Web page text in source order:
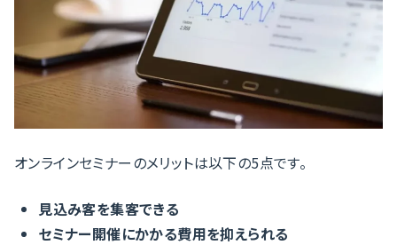
オンラインセミナーのメリットは以下の5点です。
見込み客を集客できる
セミナー開催にかかる費用を抑えられる